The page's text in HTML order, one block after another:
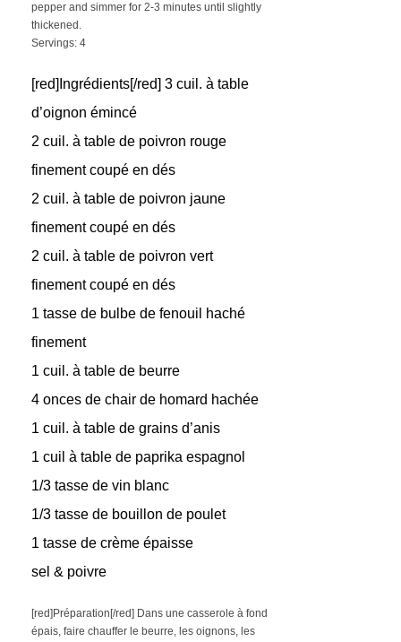
pepper and simmer for 2-3 minutes until slightly
thickened.
Servings: 4
[red]Ingrédients[/red] 3 cuil. à table
d’oignon émincé
2 cuil. à table de poivron rouge
finement coupé en dés
2 cuil. à table de poivron jaune
finement coupé en dés
2 cuil. à table de poivron vert
finement coupé en dés
1 tasse de bulbe de fenouil haché
finement
1 cuil. à table de beurre
4 onces de chair de homard hachée
1 cuil. à table de grains d’anis
1 cuil à table de paprika espagnol
1/3 tasse de vin blanc
1/3 tasse de bouillon de poulet
1 tasse de crème épaisse
sel & poivre
[red]Préparation[/red] Dans une casserole à fond
épais, faire chauffer le beurre, les oignons, les